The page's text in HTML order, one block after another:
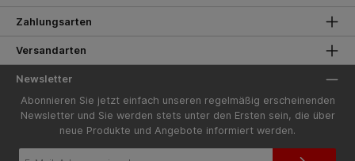
Zahlungsarten
Versandarten
Newsletter
Abonnieren Sie jetzt einfach unseren regelmäßig erscheinenden
Newsletter und Sie werden stets unter den Ersten sein, die über
neue Produkte und Angebote informiert werden.